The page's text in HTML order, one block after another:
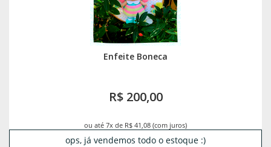
Enfeite Boneca
R$ 200,00
ou até 7x de R$ 41,08 (com juros)
ops, já vendemos todo o estoque :)